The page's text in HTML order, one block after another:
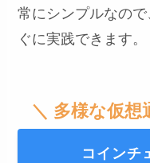
常にシンプルなの
ぐに実践できます。
＼ 多様な仮想
コインチ